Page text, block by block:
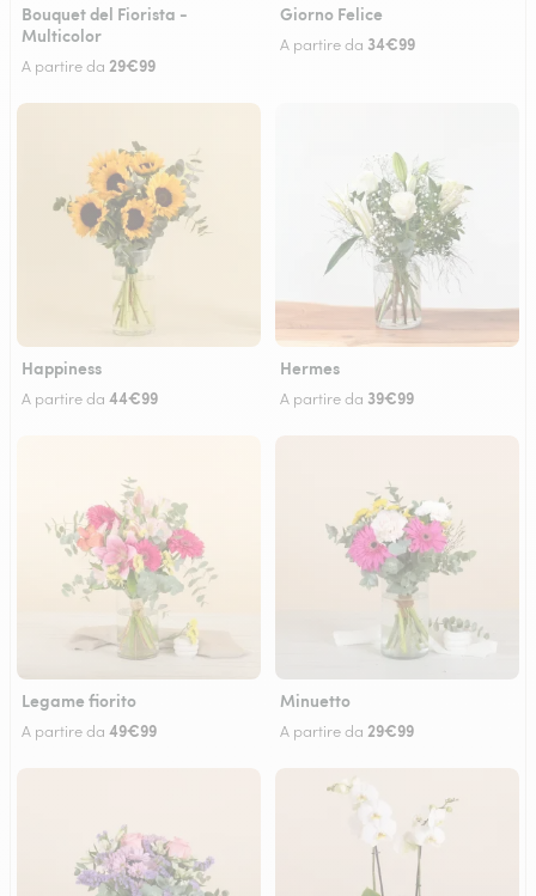
Bouquet del Fiorista -
Multicolor
A partire da 29€99
Giorno Felice
A partire da 34€99
Happiness
A partire da 44€99
Hermes
A partire da 39€99
Legame fiorito
A partire da 49€99
Minuetto
A partire da 29€99